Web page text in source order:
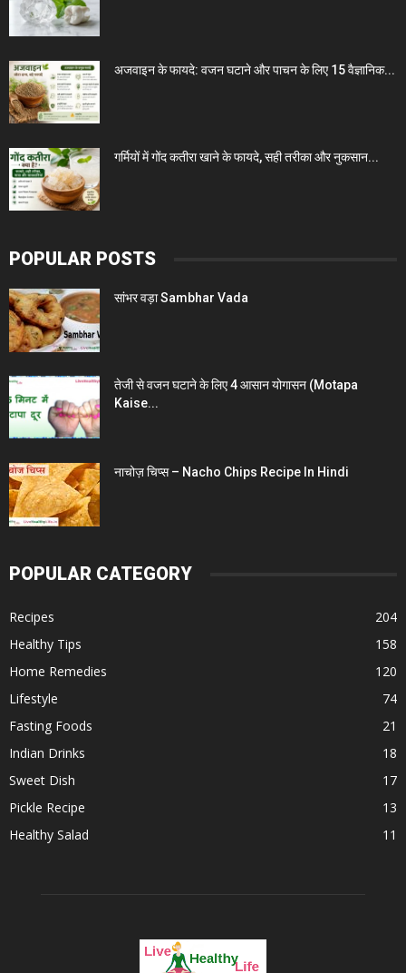
अजवाइन के फायदे: वजन घटाने और पाचन के लिए 15 वैज्ञानिक...
गर्मियों में गोंद कतीरा खाने के फायदे, सही तरीका और नुकसान...
POPULAR POSTS
सांभर वड़ा Sambhar Vada
तेजी से वजन घटाने के लिए 4 आसान योगासन (Motapa
Kaise...
नाचोज़ चिप्स – Nacho Chips Recipe In Hindi
POPULAR CATEGORY
Recipes
204
Healthy Tips
158
Home Remedies
120
Lifestyle
74
Fasting Foods
21
Indian Drinks
18
Sweet Dish
17
Pickle Recipe
13
Healthy Salad
11